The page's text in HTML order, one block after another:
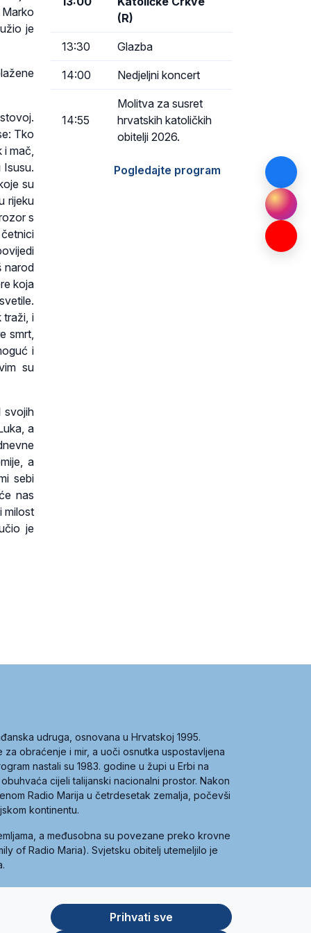
je
Tko
mač,
Isusu.
su
rijeku
s
narod
koja
traži, i
smrt,
i
su
svojih
a
a
sebi
nas
milost
je
(R)
13:30 Glazba
14:00 Nedjeljni koncert
14:55
Molitva za susret
hrvatskih katoličkih
obitelji 2026.
Pogledajte program
udruga, osnovana u Hrvatskoj 1995.
obraćenje i mir, a uoči osnutka uspostavljena
nastali su 1983. godine u župi u Erbi na
cijeli talijanski nacionalni prostor. Nakon
Radio Marija u četrdesetak zemalja, počevši
kontinentu.
a međusobna su povezane preko krovne
of Radio Maria). Svjetsku obitelj utemeljilo je
Prihvati sve